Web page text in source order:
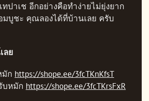
ทปาเช อีกอย่างคือทำง่ายไม่ยุ่งยาก
มบูชะ คุณลองได้ที่บ้านเลย ครับ
ลย
ก https://shope.ee/3fcTKnKfsT
บหมัก https://shope.ee/3fcTKrsFxR